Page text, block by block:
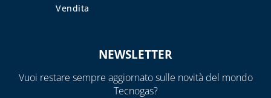
Vendita
NEWSLETTER
Vuoi restare sempre aggiornato sulle novità del mondo
Tecnogas?